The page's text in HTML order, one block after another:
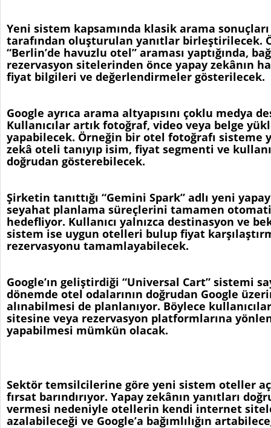
Yeni sistem kapsamında klasik arama
tarafından oluşturulan yanıtlar birleştirilecek.
“Berlin’de havuzlu otel” araması yaptığında,
rezervasyon sitelerinden önce yapay zekânın
fiyat bilgileri ve değerlendirmeler gösterilecek.
Google ayrıca arama altyapısını çoklu medya
Kullanıcılar artık fotoğraf, video veya belge
yapabilecek. Örneğin bir otel fotoğrafı sisteme
zekâ oteli tanıyıp isim, fiyat segmenti ve
doğrudan gösterebilecek.
Şirketin tanıttığı “Gemini Spark” adlı yeni
seyahat planlama süreçlerini tamamen
hedefliyor. Kullanıcı yalnızca destinasyon ve
sistem ise uygun otelleri bulup fiyat
rezervasyonu tamamlayabilecek.
Google’ın geliştirdiği “Universal Cart” sistemi
dönemde otel odalarının doğrudan Google
alınabilmesi de planlanıyor. Böylece
sitesine veya rezervasyon platformlarına
yapabilmesi mümkün olacak.
Sektör temsilcilerine göre yeni sistem oteller
fırsat barındırıyor. Yapay zekânın yanıtları
vermesi nedeniyle otellerin kendi internet
azalabileceği ve Google’a bağımlılığın